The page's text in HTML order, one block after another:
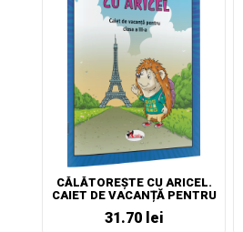
CĂLĂTOREȘTE CU ARICEL.
CAIET DE VACANȚĂ PENTRU
CLASA A III-A
31.70 lei